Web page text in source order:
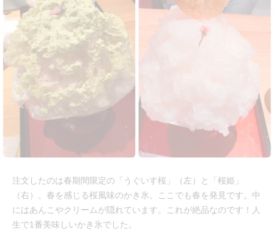
注文したのは春期間限定の「うぐいす桜」（左）と「桜姫」
（右）。春を感じる桜風味のかき氷。ここでも春を発見です。中
にはあんこやクリームが隠れています。これが絶品なのです！人
生で1番美味しいかき氷でした。